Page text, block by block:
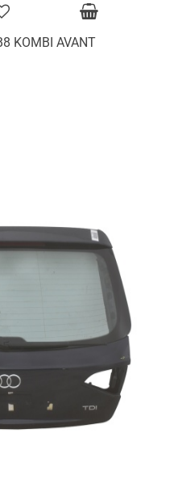
KOMBI AVANT